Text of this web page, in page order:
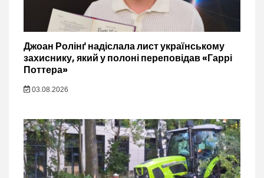
Джоан Ролінґ надіслала лист українському
захиснику, який у полоні переповідав «Гаррі
Поттера»
03.08.2026